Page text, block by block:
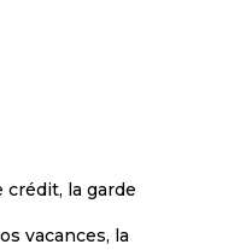
la garde
vacances, la